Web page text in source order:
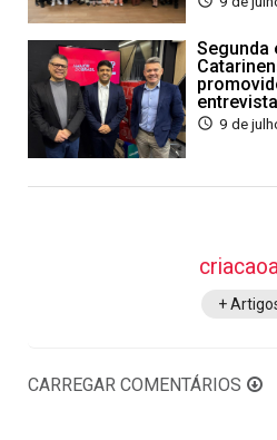
Segunda
9 de
+
CARREGAR COMENTÁRIOS